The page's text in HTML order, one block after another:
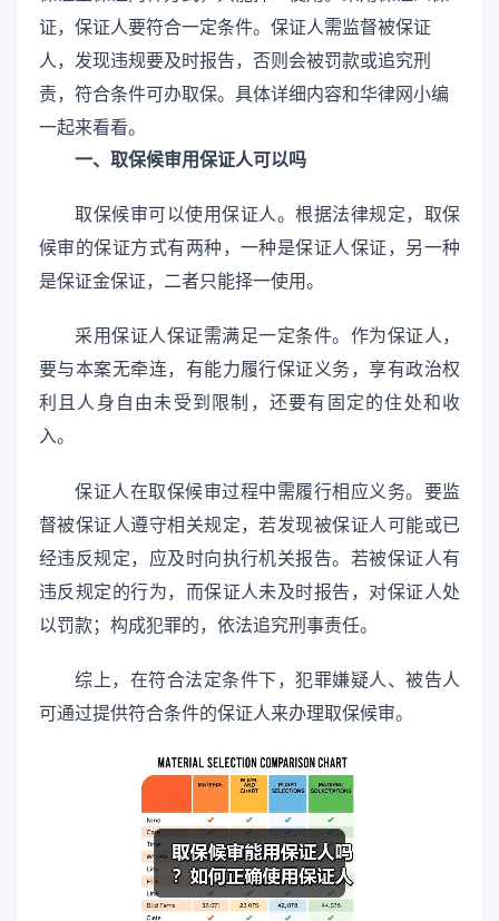
证，保证人要符合一定条件。保证人需监督被保证
人，发现违规要及时报告，否则会被罚款或追究刑
责，符合条件可办取保。具体详细内容和华律网小编
一起来看看。
一、取保候审用保证人可以吗
取保候审可以使用保证人。根据法律规定，取保
候审的保证方式有两种，一种是保证人保证，另一种
是保证金保证，二者只能择一使用。
采用保证人保证需满足一定条件。作为保证人，
要与本案无牵连，有能力履行保证义务，享有政治权
利且人身自由未受到限制，还要有固定的住处和收
入。
保证人在取保候审过程中需履行相应义务。要监
督被保证人遵守相关规定，若发现被保证人可能或已
经违反规定，应及时向执行机关报告。若被保证人有
违反规定的行为，而保证人未及时报告，对保证人处
以罚款；构成犯罪的，依法追究刑事责任。
综上，在符合法定条件下，犯罪嫌疑人、被告人
可通过提供符合条件的保证人来办理取保候审。